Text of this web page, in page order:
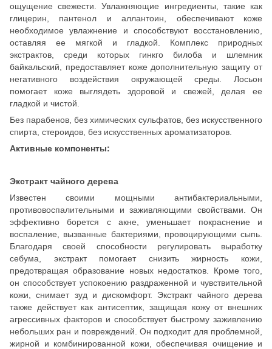
ощущение свежести. Увлажняющие ингредиенты, такие как
глицерин, пантенол и аллантоин, обеспечивают коже
необходимое увлажнение и способствуют восстановлению,
оставляя ее мягкой и гладкой. Комплекс природных
экстрактов, среди которых гинкго билоба и шлемник
байкальский, предоставляет коже дополнительную защиту от
негативного воздействия окружающей среды. Лосьон
помогает коже выглядеть здоровой и свежей, делая ее
гладкой и чистой.
Без парабенов, без химических сульфатов, без искусственного
спирта, стероидов, без искусственных ароматизаторов.
Активные компоненты:
Экстракт чайного дерева
Известен своими мощными антибактериальными,
противовоспалительными и заживляющими свойствами. Он
эффективно борется с акне, уменьшает покраснение и
воспаление, вызванные бактериями, провоцирующими сыпь.
Благодаря своей способности регулировать выработку
себума, экстракт помогает снизить жирность кожи,
предотвращая образование новых недостатков. Кроме того,
он способствует успокоению раздраженной и чувствительной
кожи, снимает зуд и дискомфорт. Экстракт чайного дерева
также действует как антисептик, защищая кожу от внешних
агрессивных факторов и способствует быстрому заживлению
небольших ран и повреждений. Он подходит для проблемной,
жирной и комбинированной кожи, обеспечивая очищение и